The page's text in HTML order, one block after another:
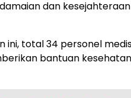
dan
ini, total 34 personel
bantuan